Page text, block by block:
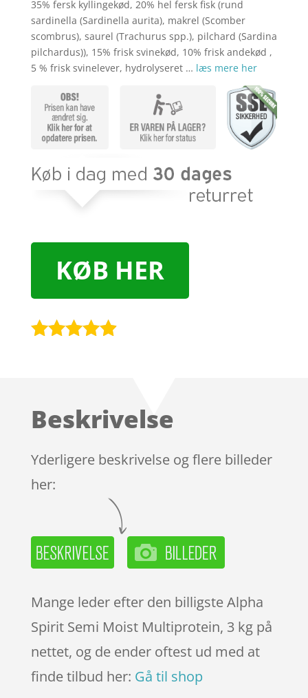
35% fersk kyllingekød, 20% hel fersk fisk (rund
sardinella (Sardinella aurita), makrel (Scomber
scombrus), saurel (Trachurus spp.), pilchard (Sardina
pilchardus)), 15% frisk svinekød, 10% frisk andekød ,
5 % frisk svinelever, hydrolyseret … læs mere her
KØB HER
kundebedø
Beskrivelse
Yderligere beskrivelse og flere billeder
her:
Mange leder efter den billigste Alpha
Spirit Semi Moist Multiprotein, 3 kg på
nettet, og de ender oftest ud med at
finde tilbud her: Gå til shop